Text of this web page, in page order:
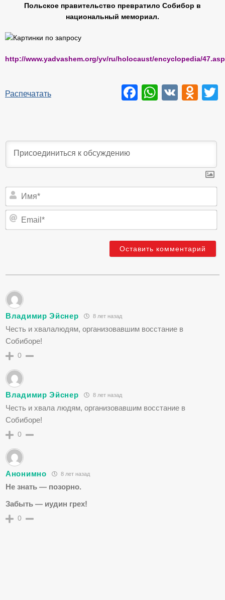
Польское правительство превратило Собибор в
национальный мемориал.
http://www.yadvashem.org/yv/ru/holocaust/encyclopedia/47.asp
Распечатать Facebook
VK
Владимир Эйснер 8 лет назад
Честь и хвалалюдям, организовавшим восстание в
Собиборе!
0
Владимир Эйснер 8 лет назад
Честь и хвала людям, организовавшим восстание в
Собиборе!
0
Анонимно 8 лет назад
Не знать — позорно.
Забыть — иудин грех!
0